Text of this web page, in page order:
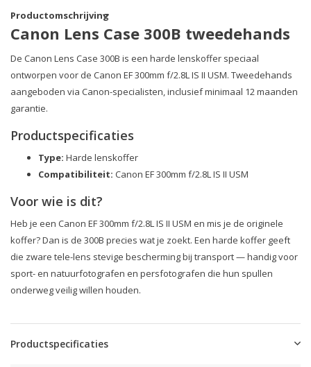
Productomschrijving
Canon Lens Case 300B tweedehands
De Canon Lens Case 300B is een harde lenskoffer speciaal
ontworpen voor de Canon EF 300mm f/2.8L IS II USM. Tweedehands
aangeboden via Canon-specialisten, inclusief minimaal 12 maanden
garantie.
Productspecificaties
Type: Harde lenskoffer
Compatibiliteit: Canon EF 300mm f/2.8L IS II USM
Voor wie is dit?
Heb je een Canon EF 300mm f/2.8L IS II USM en mis je de originele
koffer? Dan is de 300B precies wat je zoekt. Een harde koffer geeft
die zware tele-lens stevige bescherming bij transport — handig voor
sport- en natuurfotografen en persfotografen die hun spullen
onderweg veilig willen houden.
Productspecificaties